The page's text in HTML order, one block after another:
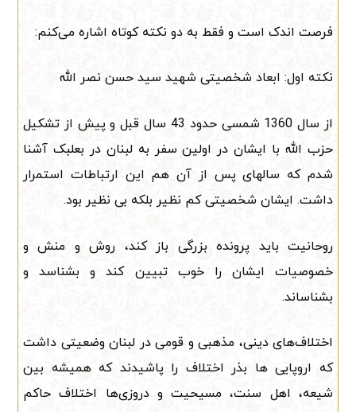
فرصت اندک است و فقط به دو نکته کوتاه اشاره می‌کنم:
نکته اول: ابعاد شخصیتی شهید سید حسن نصر الله
از سال 1360 شمسی حدود 43 سال قبل و پیش از تشکیل
حزب الله با ایشان در اولین سفر به لبنان در بعلبک آشنا
شدم که سالهای پس از آن هم این ارتباطات استمرار
داشت. ایشان شخصیتی کم نظیر بلکه بی نظیر بود.
روحانیت باید پرونده بزرگی باز کند، روش و منش و
خصوصیات ایشان را خوب تبیین کند و بشناسد و
بشناساند.
اختلاف‌های دینی، مذهبی و قومی در لبنان وضعیتی داشت
که اروپایی ها بذر اختلاف را پاشیدند که همیشه بین
شیعه، اهل سنت، مسیحیت و دروزی‌ها اختلاف حاکم